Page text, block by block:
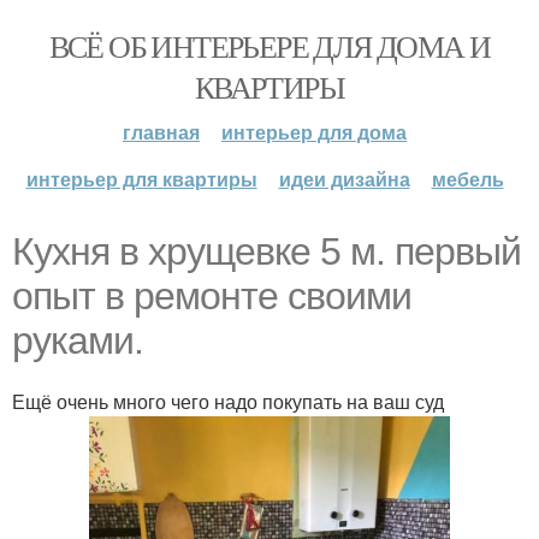
ВСЁ ОБ ИНТЕРЬЕРЕ ДЛЯ ДОМА И
КВАРТИРЫ
главная
интерьер для дома
интерьер для квартиры
идеи дизайна мебель
Кухня в хрущевке 5 м. первый
опыт в ремонте своими
руками.
Ещё очень много чего надо покупать на ваш суд